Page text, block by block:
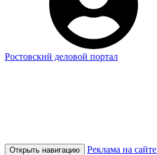
Ростовский деловой портал
Открыть навигацию Реклама на сайте